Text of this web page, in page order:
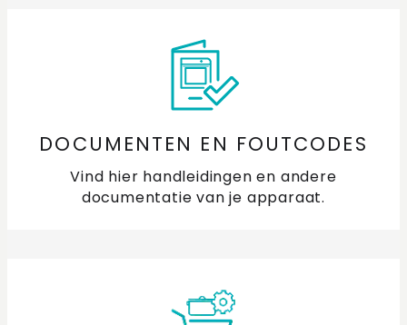
DOCUMENTEN EN FOUTCODES
Vind hier handleidingen en andere
documentatie van je apparaat.